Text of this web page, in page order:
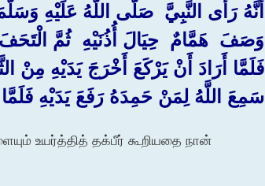
‏أَنَّهُ رَأَى النَّبِيَّ ‏ ‏صَلَّى اللَّهُ عَلَيْهِ
‏وَصَفَ ‏ ‏هَمَّامٌ ‏ ‏حِيَالَ أُذُنَيْهِ ‏ ‏ثُمَّ
فَلَمَّا أَرَادَ أَنْ يَرْكَعَ أَخْرَجَ يَدَيْهِ مِنْ
‏سَمِعَ اللَّهُ لِمَنْ حَمِدَهُ رَفَعَ يَدَيْهِ
உயர்த்தித் தக்பீர் கூறியதை நான்